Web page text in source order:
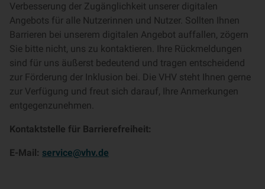
Verbesserung der Zugänglichkeit unserer digitalen
Angebots für alle Nutzerinnen und Nutzer. Sollten Ihnen
Barrieren bei unserem digitalen Angebot auffallen, zögern
Sie bitte nicht, uns zu kontaktieren. Ihre Rückmeldungen
sind für uns äußerst bedeutend und tragen entscheidend
zur Förderung der Inklusion bei. Die VHV steht Ihnen gerne
zur Verfügung und freut sich darauf, Ihre Anmerkungen
entgegenzunehmen.
Kontaktstelle für Barrierefreiheit:
E-Mail: service@vhv.de